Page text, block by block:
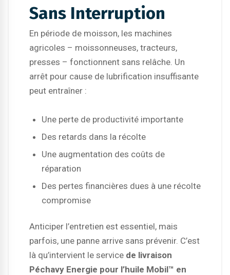
Sans Interruption
En période de moisson, les machines
agricoles – moissonneuses, tracteurs,
presses – fonctionnent sans relâche. Un
arrêt pour cause de lubrification insuffisante
peut entraîner :
Une perte de productivité importante
Des retards dans la récolte
Une augmentation des coûts de
réparation
Des pertes financières dues à une récolte
compromise
Anticiper l’entretien est essentiel, mais
parfois, une panne arrive sans prévenir. C’est
là qu’intervient le service de livraison
Péchavy Energie pour l’huile Mobil™ en